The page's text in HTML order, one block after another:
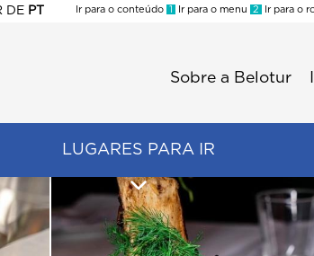
DE PT
Ir para o conteúdo 1 Ir para o menu 2 Ir para o
Sobre a Belotur
LUGARES PARA IR